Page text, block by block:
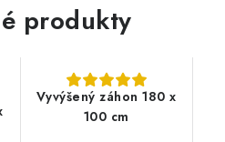
produkty
Vyvýšený záhon 180 x
100 cm